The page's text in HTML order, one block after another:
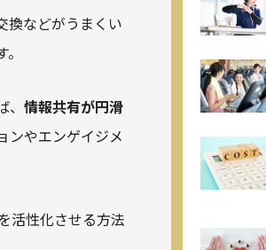
換などがうまくい
情報共有が円滑
ンやエンゲイジメ
活性化させる方法